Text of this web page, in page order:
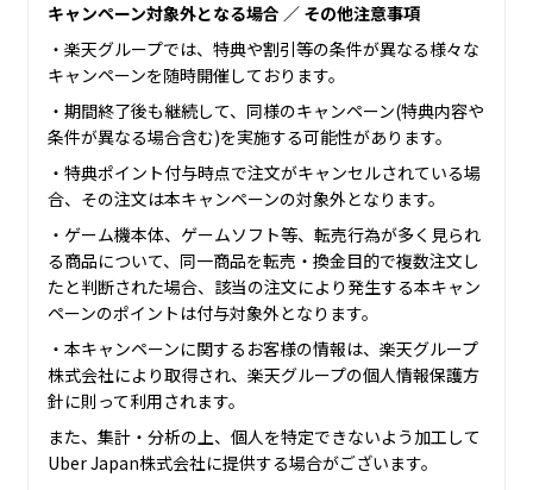
キャンペーン対象外となる場合 ／ その他注意事項
・楽天グループでは、特典や割引等の条件が異なる様々な
キャンペーンを随時開催しております。
・期間終了後も継続して、同様のキャンペーン(特典内容や
条件が異なる場合含む)を実施する可能性があります。
・特典ポイント付与時点で注文がキャンセルされている場
合、その注文は本キャンペーンの対象外となります。
・ゲーム機本体、ゲームソフト等、転売行為が多く見られ
る商品について、同一商品を転売・換金目的で複数注文し
たと判断された場合、該当の注文により発生する本キャン
ペーンのポイントは付与対象外となります。
・本キャンペーンに関するお客様の情報は、楽天グループ
株式会社により取得され、楽天グループの個人情報保護方
針に則って利用されます。
また、集計・分析の上、個人を特定できないよう加工して
Uber Japan株式会社に提供する場合がございます。